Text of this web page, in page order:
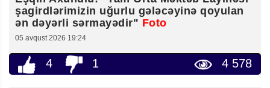
şagirdlərimizin uğurlu gələcəyinə qoyulan
ən dəyərli sərmayədir" Foto
05 avqust 2026 19:24
4 1 4 578